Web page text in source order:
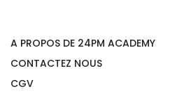
A PROPOS DE 24PM ACADEMY
CONTACTEZ NOUS
CGV